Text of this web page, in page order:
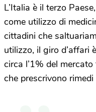
L’Italia è il terzo
come utilizzo di
cittadini che
utilizzo, il giro d’affari
circa l’1% del
che prescrivono